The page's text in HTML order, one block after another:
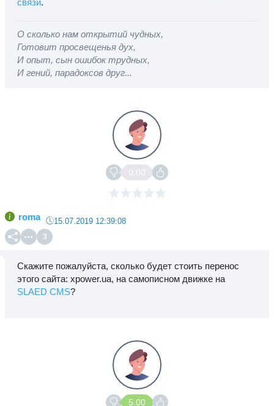
связи.
О сколько нам открытий чудных,
Готовит просвещенья дух,
И опыт, сын ошибок трудных,
И гений, парадоксов друг...
0.00
roma 15.07.2019 12:39:08
3
Скажите пожалуйста, сколько будет стоить перенос
этого сайта: xpower.ua, на самописном движке на
SLAED CMS?
5.00